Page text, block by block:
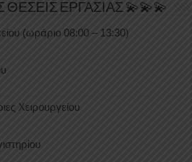
ΘΕΣΕΙΣ ΕΡΓΑΣΙΑΣ 💫💫💫
(ωράριο 08:00 – 13:30)
Χειρουργείου